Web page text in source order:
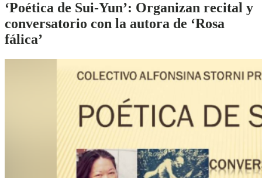
‘Poética de Sui-Yun’: Organizan recital y
conversatorio con la autora de ‘Rosa
fálica’